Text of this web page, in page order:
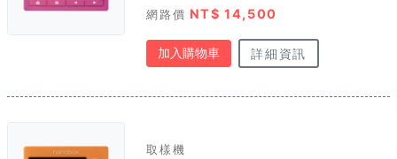
網路價 NT$ 14,500
加入購物車 詳細資訊
取樣機